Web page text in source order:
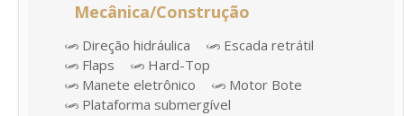
Mecânica/Construção
Direção hidráulica
Escada retrátil
Flaps
Hard-Top
Manete eletrônico
Motor Bote
Plataforma submergível